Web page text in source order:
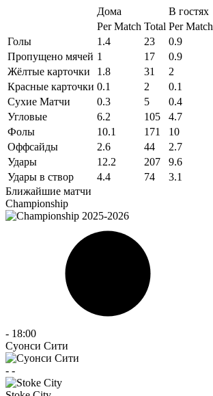
Дома
В гостях
Per Match Total Per Match
Голы
1.4 23 0.9
Пропущено мячей 1 17 0.9
Жёлтые карточки
1.8 31 2
Красные карточки 0.1 2 0.1
Сухие Матчи
0.3 5 0.4
Угловые
6.2 105 4.7
Фолы
10.1 171 10
Оффсайды
2.6 44 2.7
Удары
12.2 207 9.6
Удары в створ
4.4 74 3.1
Ближайшие матчи
Championship
- 18:00
Суонси Сити
- -